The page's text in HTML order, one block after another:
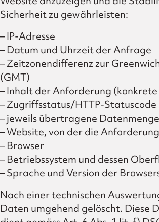
Sicherheit zu gewährleisten:
– IP-Adresse
– Datum und Uhrzeit der Anfrage
– Zeitzonendifferenz zur
(GMT)
– Inhalt der Anforderung
– Zugriffsstatus/HTTP-Statuscode
– jeweils übertragene Datenmenge
– Website, von der die
– Browser
– Betriebssystem und dessen
– Sprache und Version der
Nach einer technischen
Daten umgehend gelöscht. Diese